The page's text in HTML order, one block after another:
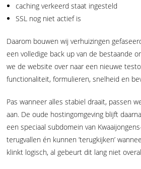
caching verkeerd staat ingesteld
SSL nog niet actief is
Daarom bouwen wij verhuizingen
een volledige back up van de bestaande
we de website over naar een nieuwe
functionaliteit, formulieren, snelheid en
Pas wanneer alles stabiel draait, passen
aan. De oude hostingomgeving blijft
een speciaal subdomein van
terugvallen én kunnen ’terugkijken’
klinkt logisch, al gebeurt dit lang niet